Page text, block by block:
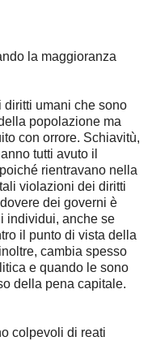
la maggioranza
diritti umani che sono
popolazione ma
con orrore. Schiavitù,
tutti avuto il
rientravano nella
violazioni dei diritti
dei governi è
individui, anche se
il punto di vista della
cambia spesso
e quando le sono
della pena capitale.
colpevoli di reati